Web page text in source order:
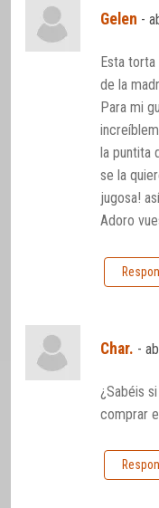
Gelen -
Esta
de la
Para mi
la puntita
se la
jugosa!
Adoro
Char. -
¿Sabéis
comprar